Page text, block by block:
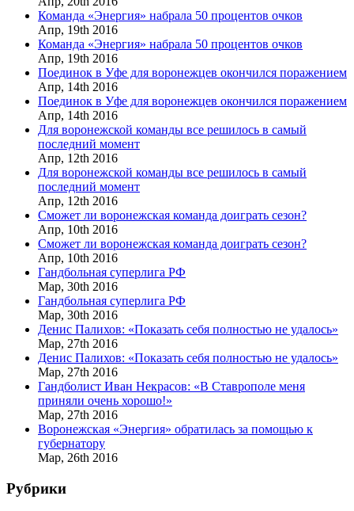
Команда «Энергия» набрала 50 процентов очков
Апр, 19th 2016
Команда «Энергия» набрала 50 процентов очков
Апр, 19th 2016
Поединок в Уфе для воронежцев окончился поражением
Апр, 14th 2016
Поединок в Уфе для воронежцев окончился поражением
Апр, 14th 2016
Для воронежской команды все решилось в самый
последний момент
Апр, 12th 2016
Для воронежской команды все решилось в самый
последний момент
Апр, 12th 2016
Сможет ли воронежская команда доиграть сезон?
Апр, 10th 2016
Сможет ли воронежская команда доиграть сезон?
Апр, 10th 2016
Гандбольная суперлига РФ
Мар, 30th 2016
Гандбольная суперлига РФ
Мар, 30th 2016
Денис Палихов: «Показать себя полностью не удалось»
Мар, 27th 2016
Денис Палихов: «Показать себя полностью не удалось»
Мар, 27th 2016
Гандболист Иван Некрасов: «В Ставрополе меня
приняли очень хорошо!»
Мар, 27th 2016
Воронежская «Энергия» обратилась за помощью к
губернатору
Мар, 26th 2016
Рубрики